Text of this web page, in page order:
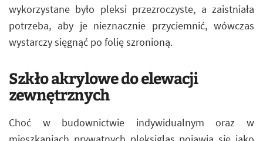
wykorzystane było pleksi przezroczyste, a zaistniała
potrzeba, aby je nieznacznie przyciemnić, wówczas
wystarczy sięgnąć po folię szronioną.
Szkło akrylowe do elewacji
zewnętrznych
Choć w budownictwie indywidualnym oraz w